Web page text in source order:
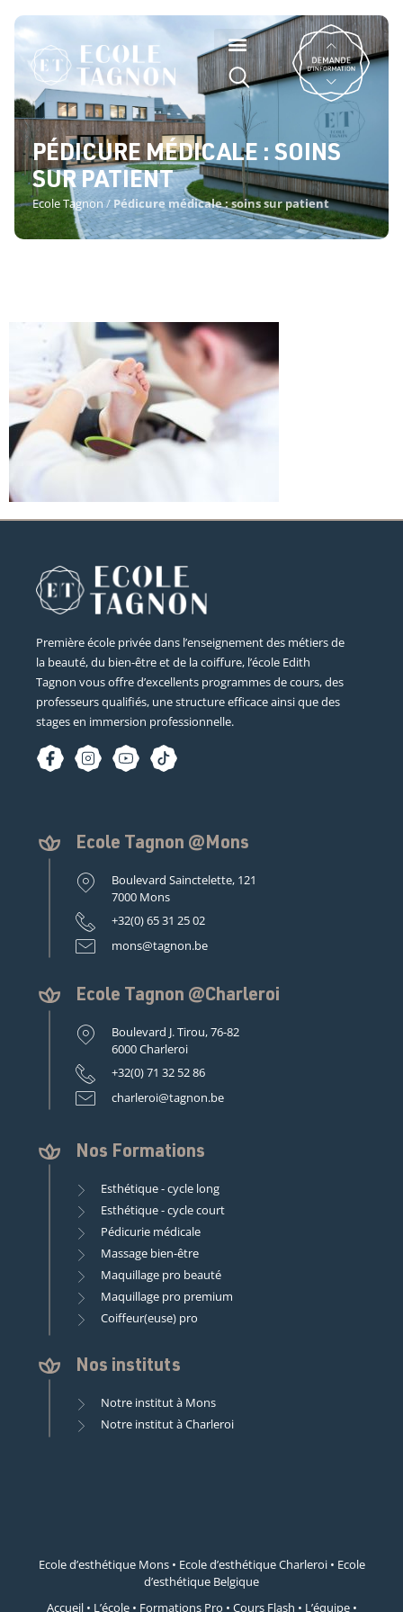
PÉDICURE MÉDICALE : SOINS
SUR PATIENT
Ecole Tagnon / Pédicure médicale : soins sur patient
Première école privée dans l’enseignement des métiers de
la beauté, du bien-être et de la coiffure, l’école Edith
Tagnon vous offre d’excellents programmes de cours, des
professeurs qualifiés, une structure efficace ainsi que des
stages en immersion professionnelle.
Ecole Tagnon @Mons
Boulevard Sainctelette, 121
7000 Mons
+32(0) 65 31 25 02
mons@tagnon.be
Ecole Tagnon @Charleroi
Boulevard J. Tirou, 76-82
6000 Charleroi
+32(0) 71 32 52 86
charleroi@tagnon.be
Nos Formations
Esthétique - cycle long
Esthétique - cycle court
Pédicurie médicale
Massage bien-être
Maquillage pro beauté
Maquillage pro premium
Coiffeur(euse) pro
Nos instituts
Notre institut à Mons
Notre institut à Charleroi
Ecole d’esthétique Mons • Ecole d’esthétique Charleroi • Ecole
d’esthétique Belgique
Accueil • L’école • Formations Pro • Cours Flash • L’équipe •